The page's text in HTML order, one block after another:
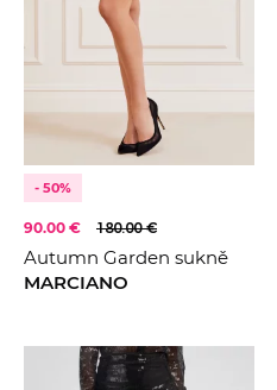
- 50%
90.00 € 180.00 €
Autumn Garden sukně
MARCIANO